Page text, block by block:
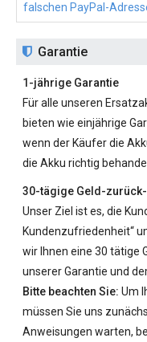
falschen PayPal-
Garantie
1-jährige Garantie
Für alle unseren
bieten wie einjährige
wenn der Käufer die
die Akku richtig
30-tägige Geld-
Unser Ziel ist es, die
Kundenzufriedenheit“
wir Ihnen eine 30 tätige
unserer Garantie und
Bitte beachten Sie: Um
müssen Sie uns
Anweisungen warten,